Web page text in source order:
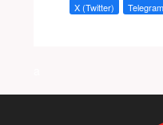
X (Twitter) Telegram